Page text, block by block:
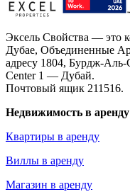
Эксель Свойства — это
Дубае, Объединенные
адресу 1804, Бурдж-
Center 1 — Дубай.
Почтовый ящик 211516.
Недвижимость в аренду
Квартиры в аренду
Виллы в аренду
Магазин в аренду